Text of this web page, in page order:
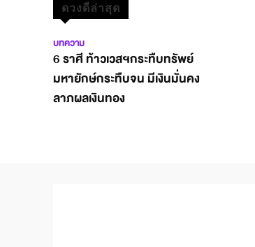
ดวงดีล่าสุด
บทความ
6 ราศี ท้าวเวสฯกระทืบทรัพย์
มหายักษ์กระทืบจน มีเงินมั่นคง
ลาภผลเงินทอง